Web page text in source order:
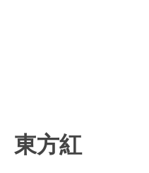
東方紅